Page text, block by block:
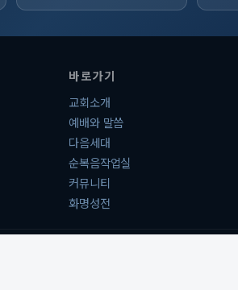
바로가기
교회소개
예배와 말씀
다음세대
순복음작업실
커뮤니티
화명성전